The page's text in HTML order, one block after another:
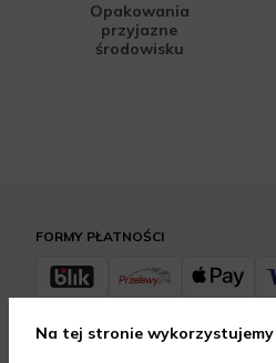
Opakowania
przyjazne
środowisku
FORMY PŁATNOŚCI
Na tej stronie